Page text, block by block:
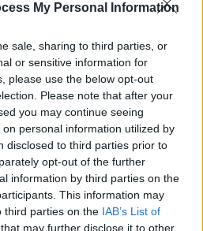
My Personal Information
sale, sharing to third parties, or
or sensitive information for
please use the below opt-out
Please note that after your
you may continue seeing
personal information utilized by
disclosed to third parties prior to
opt-out of the further
information by third parties on the
This information may
third parties on the IAB’s List of
that may further disclose it to other